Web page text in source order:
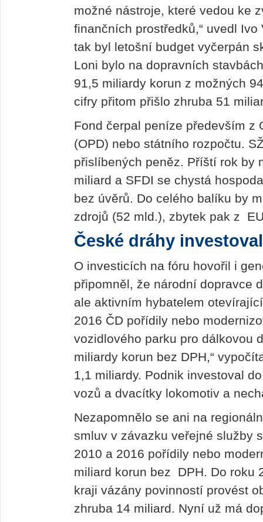
možné nástroje, které vedou ke
finančních prostředků,“ uvedl
tak byl letošní budget vyčerpán
Loni bylo na dopravních
91,5 miliardy korun z možných
cifry přitom přišlo zhruba 51
Fond čerpal peníze především z
(OPD) nebo státního rozpočtu.
přislíbených peněz. Příští rok by
miliard a SFDI se chystá
bez úvěrů. Do celého balíku by
zdrojů (52 mld.), zbytek pak z
České dráhy
O investicích na fóru hovořil i
připomněl, že národní dopravce
ale aktivním hybatelem
2016 ČD pořídily nebo
vozidlového parku pro dálkovou
miliardy korun bez DPH,“
1,1 miliardy. Podnik investoval
vozů a dvacítky lokomotiv a
Nezapomnělo se ani na
smluv v závazku veřejné služby
2010 a 2016 pořídily nebo
miliard korun bez DPH. Do roku
kraji vázány povinností provést
zhruba 14 miliard. Nyní už má